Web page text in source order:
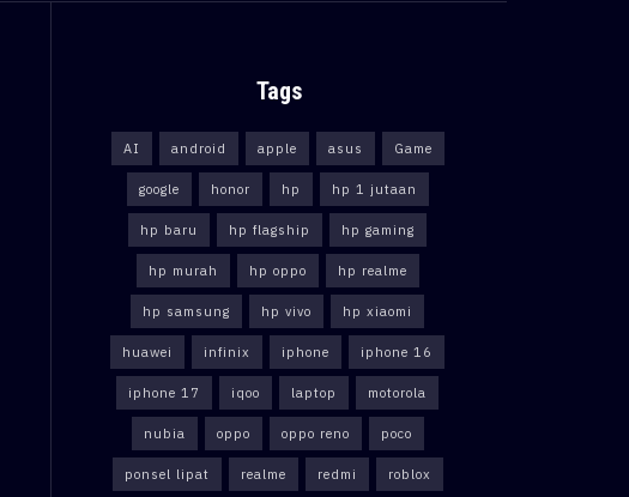
Tags
AI android apple asus Game
google honor hp hp 1 jutaan
hp baru hp flagship hp gaming
hp murah hp oppo hp realme
hp samsung hp vivo hp xiaomi
huawei infinix iphone iphone 16
iphone 17 iqoo laptop motorola
nubia oppo oppo reno poco
ponsel lipat realme redmi roblox